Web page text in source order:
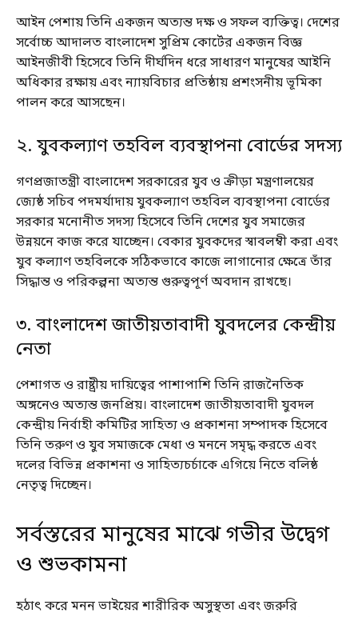
আইন পেশায় তিনি একজন অত্যন্ত দক্ষ ও সফল ব্যক্তিত্ব। দেশের
সর্বোচ্চ আদালত বাংলাদেশ সুপ্রিম কোর্টের একজন বিজ্ঞ
আইনজীবী হিসেবে তিনি দীর্ঘদিন ধরে সাধারণ মানুষের আইনি
অধিকার রক্ষায় এবং ন্যায়বিচার প্রতিষ্ঠায় প্রশংসনীয় ভূমিকা
পালন করে আসছেন।
২. যুবকল্যাণ তহবিল ব্যবস্থাপনা বোর্ডের সদস্য
গণপ্রজাতন্ত্রী বাংলাদেশ সরকারের যুব ও ক্রীড়া মন্ত্রণালয়ের
জ্যেষ্ঠ সচিব পদমর্যাদায় যুবকল্যাণ তহবিল ব্যবস্থাপনা বোর্ডের
সরকার মনোনীত সদস্য হিসেবে তিনি দেশের যুব সমাজের
উন্নয়নে কাজ করে যাচ্ছেন। বেকার যুবকদের স্বাবলম্বী করা এবং
যুব কল্যাণ তহবিলকে সঠিকভাবে কাজে লাগানোর ক্ষেত্রে তাঁর
সিদ্ধান্ত ও পরিকল্পনা অত্যন্ত গুরুত্বপূর্ণ অবদান রাখছে।
৩. বাংলাদেশ জাতীয়তাবাদী যুবদলের কেন্দ্রীয়
নেতা
পেশাগত ও রাষ্ট্রীয় দায়িত্বের পাশাপাশি তিনি রাজনৈতিক
অঙ্গনেও অত্যন্ত জনপ্রিয়। বাংলাদেশ জাতীয়তাবাদী যুবদল
কেন্দ্রীয় নির্বাহী কমিটির সাহিত্য ও প্রকাশনা সম্পাদক হিসেবে
তিনি তরুণ ও যুব সমাজকে মেধা ও মননে সমৃদ্ধ করতে এবং
দলের বিভিন্ন প্রকাশনা ও সাহিত্যচর্চাকে এগিয়ে নিতে বলিষ্ঠ
নেতৃত্ব দিচ্ছেন।
সর্বস্তরের মানুষের মাঝে গভীর উদ্বেগ
ও শুভকামনা
হঠাৎ করে মনন ভাইয়ের শারীরিক অসুস্থতা এবং জরুরি